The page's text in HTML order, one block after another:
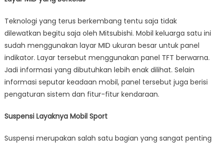
Teknologi yang terus berkembang tentu saja tidak
dilewatkan begitu saja oleh Mitsubishi. Mobil keluarga satu ini
sudah menggunakan layar MID ukuran besar untuk panel
indikator. Layar tersebut menggunakan panel TFT berwarna.
Jadi informasi yang dibutuhkan lebih enak dilihat. Selain
informasi seputar keadaan mobil, panel tersebut juga berisi
pengaturan sistem dan fitur-fitur kendaraan.
Suspensi Layaknya Mobil Sport
Suspensi merupakan salah satu bagian yang sangat penting